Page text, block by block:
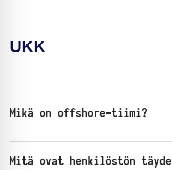
UKK
Mikä on offshore-tiimi?
Mitä ovat henkilöstön